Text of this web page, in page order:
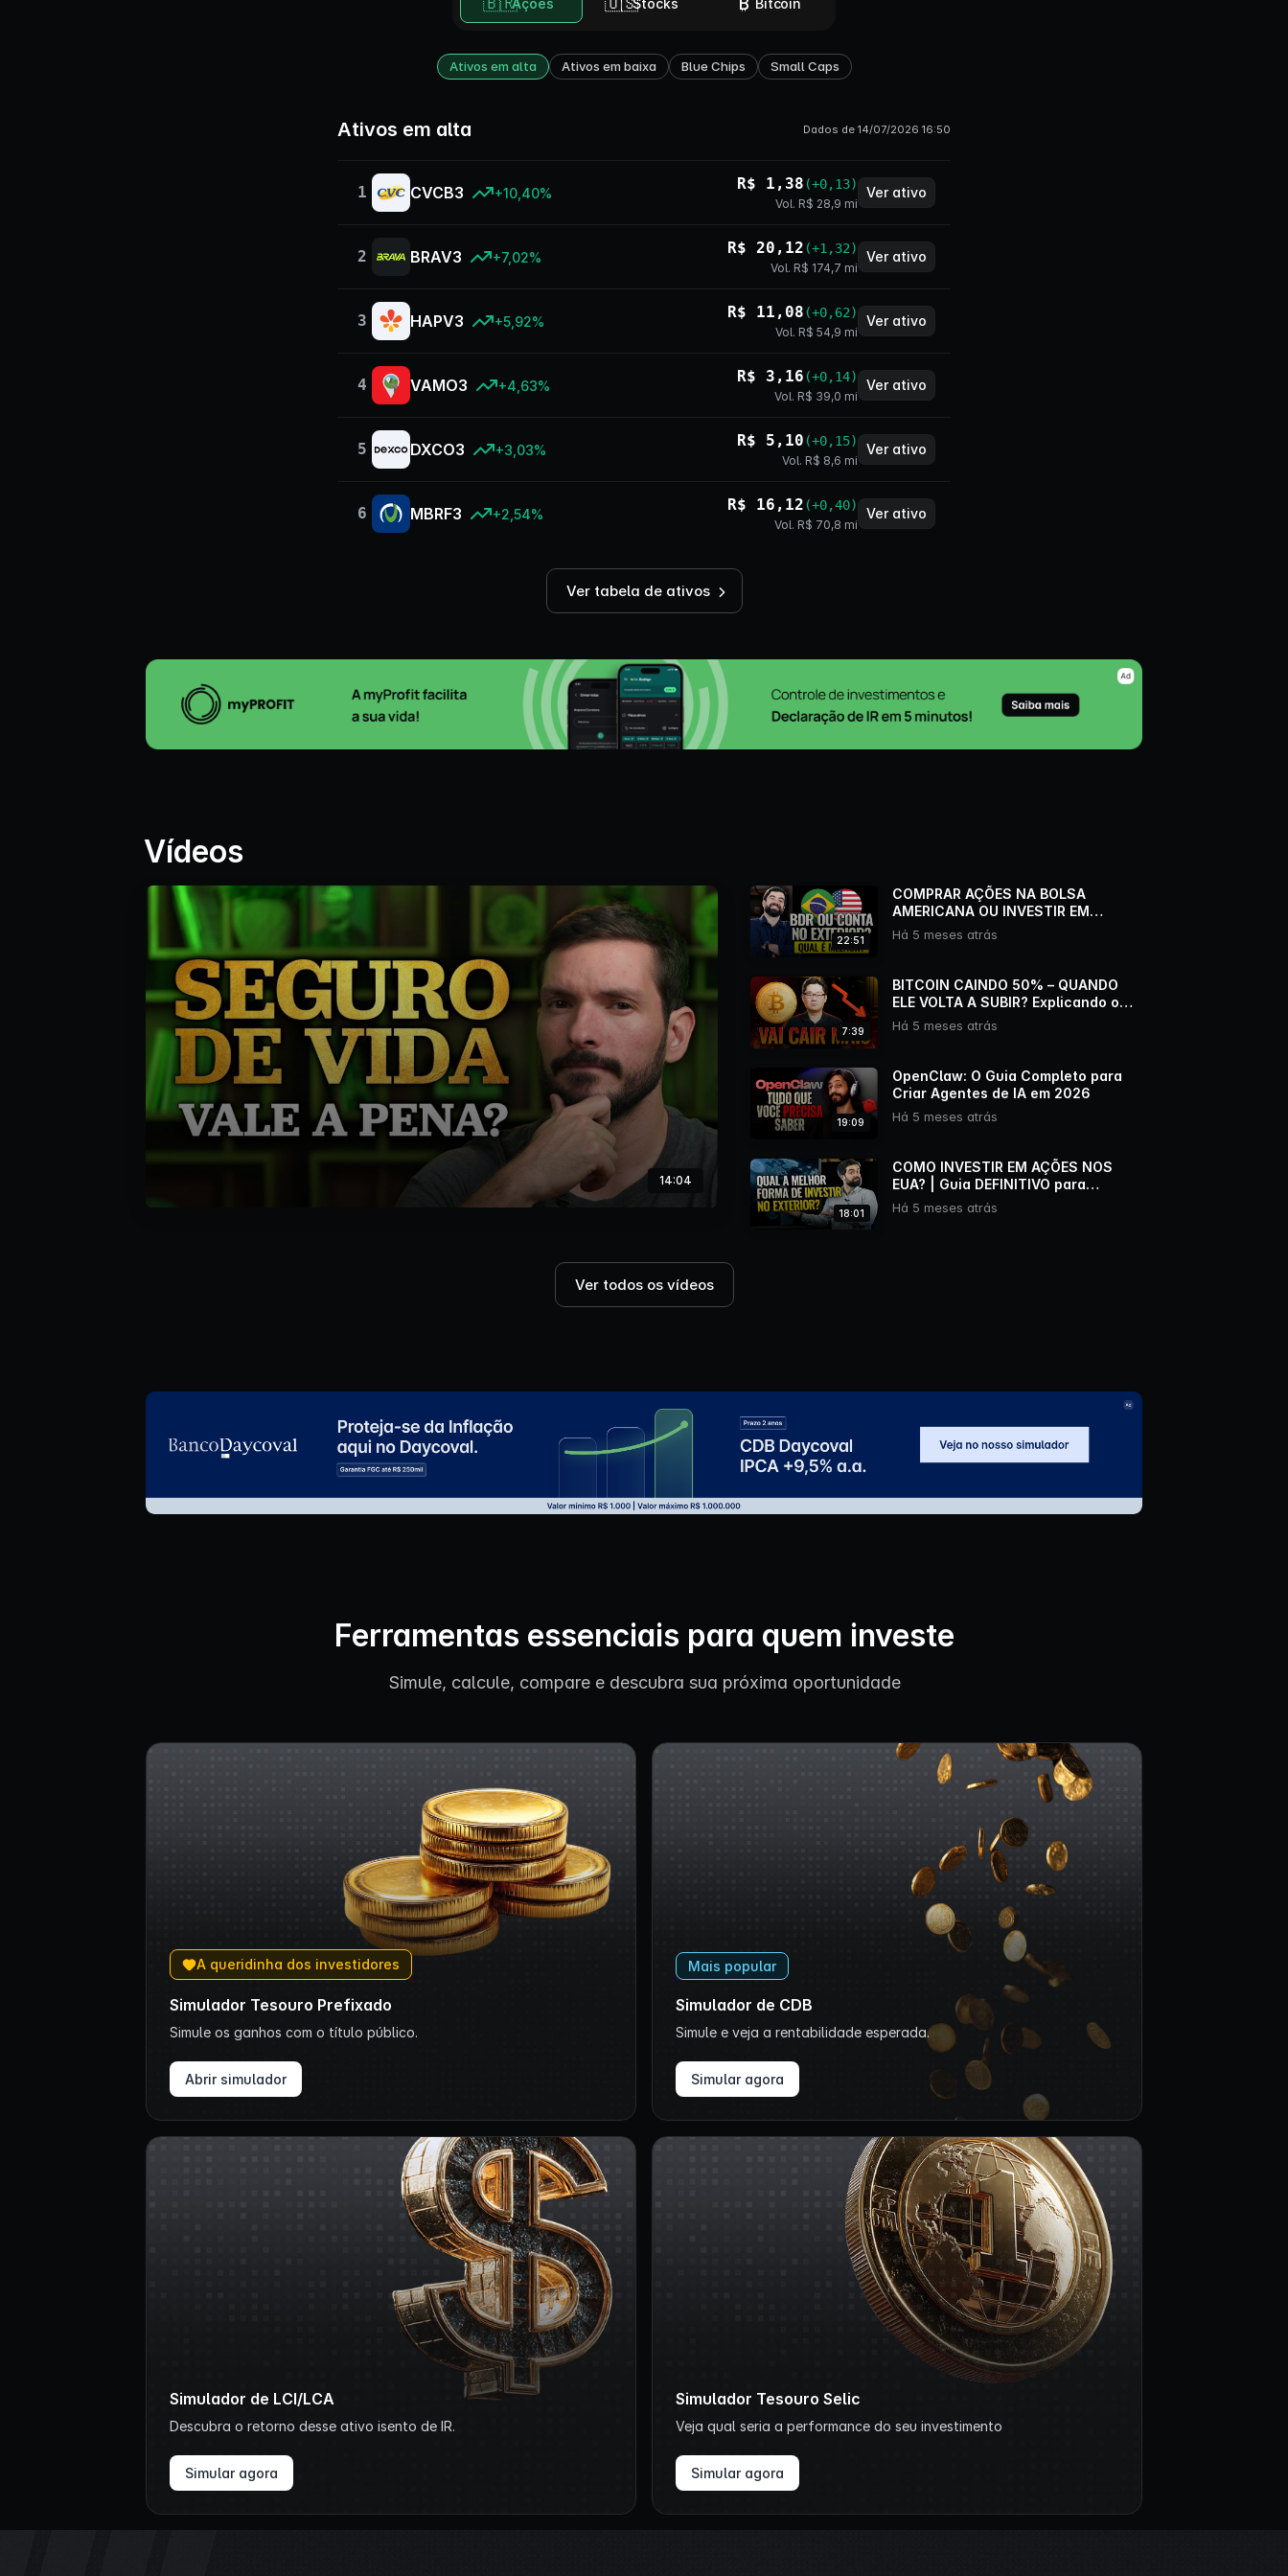
Ações Stocks Bitcoin
Ativos em alta Ativos em baixa Blue Chips Small Caps
Ativos em alta Dados de 14/07/2026 16:50
1 CVCB3 +10,40% R$ 1,38 (+0,13)
Vol. R$ 28,9 mi
Ver ativo
2 BRAV3 +7,02% R$ 20,12 (+1,32)
Vol. R$ 174,7 mi
Ver ativo
3 HAPV3 +5,92% R$ 11,08 (+0,62)
Vol. R$ 54,9 mi
Ver ativo
4 VAMO3 +4,63% R$ 3,16 (+0,14)
Vol. R$ 39,0 mi
Ver ativo
5 DXCO3 +3,03% R$ 5,10 (+0,15)
Vol. R$ 8,6 mi
Ver ativo
6 MBRF3 +2,54% R$ 16,12 (+0,40)
Vol. R$ 70,8 mi
Ver ativo
Ver tabela de ativos
Vídeos
14:04
22:51
COMPRAR AÇÕES NA BOLSA
AMERICANA OU INVESTIR EM
BDRs? (Minha opinião sincera)
Há 5 meses atrás
7:39
BITCOIN CAINDO 50% – QUANDO
ELE VOLTA A SUBIR? Explicando o
CICLO DO BTC
Há 5 meses atrás
19:09
OpenClaw: O Guia Completo para
Criar Agentes de IA em 2026
Há 5 meses atrás
18:01
COMO INVESTIR EM AÇÕES NOS
EUA? | Guia DEFINITIVO para
Brasileiros
Há 5 meses atrás
Ver todos os vídeos
Ferramentas essenciais para quem investe
Simule, calcule, compare e descubra sua próxima oportunidade
A queridinha dos investidores
Simulador Tesouro Prefixado
Simule os ganhos com o título público.
Abrir simulador
Mais popular
Simulador de CDB
Simule e veja a rentabilidade esperada.
Simular agora
Simulador de LCI/LCA
Descubra o retorno desse ativo isento de IR.
Simular agora
Simulador Tesouro Selic
Veja qual seria a performance do seu investimento
Simular agora